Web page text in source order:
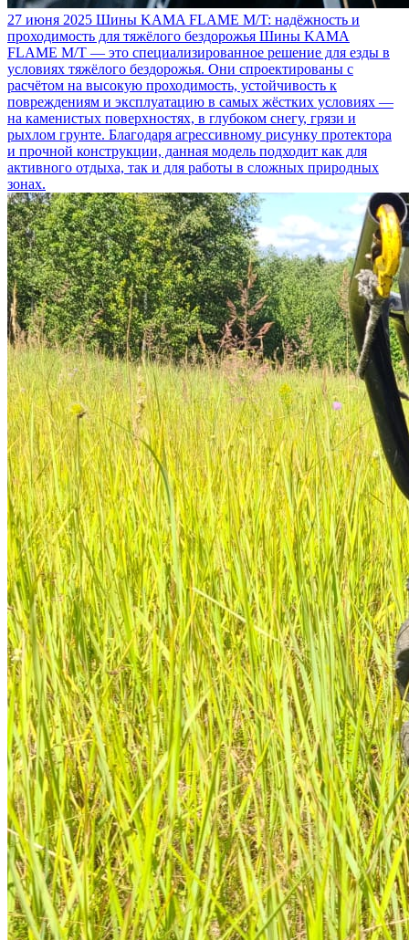
27 июня 2025 Шины KAMA FLAME M/T: надёжность и
проходимость для тяжёлого бездорожья Шины KAMA
FLAME M/T — это специализированное решение для езды в
условиях тяжёлого бездорожья. Они спроектированы с
расчётом на высокую проходимость, устойчивость к
повреждениям и эксплуатацию в самых жёстких условиях —
на каменистых поверхностях, в глубоком снегу, грязи и
рыхлом грунте. Благодаря агрессивному рисунку протектора
и прочной конструкции, данная модель подходит как для
активного отдыха, так и для работы в сложных природных
зонах.